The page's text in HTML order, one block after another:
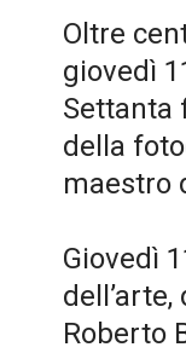
Oltre
giovedì
Settanta
della
maestro
Giovedì
Roberto